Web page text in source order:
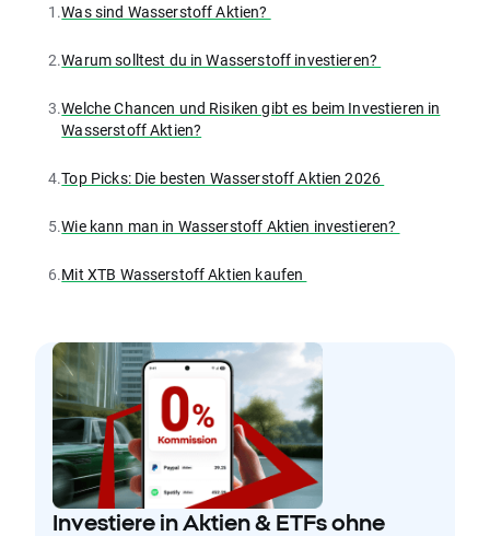
1.Was sind Wasserstoff Aktien?
2.Warum solltest du in Wasserstoff investieren?
3.Welche Chancen und Risiken gibt es beim Investieren in
Wasserstoff Aktien?
4.Top Picks: Die besten Wasserstoff Aktien 2026
5.Wie kann man in Wasserstoff Aktien investieren?
6.Mit XTB Wasserstoff Aktien kaufen
Investiere in Aktien & ETFs ohne